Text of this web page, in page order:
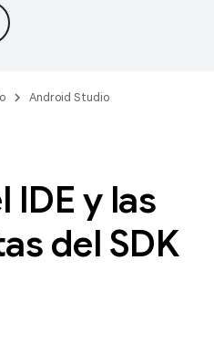
Android Studio
IDE y las
del SDK